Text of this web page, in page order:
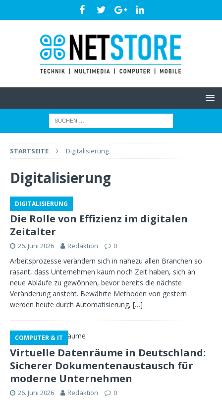
STARTSEITE Digitalisierung
Digitalisierung
DIGITALISIERUNG
Die Rolle von Effizienz im digitalen
Zeitalter
26. Juni 2026 Redaktion 0
Arbeitsprozesse verändern sich in nahezu allen Branchen so
rasant, dass Unternehmen kaum noch Zeit haben, sich an
neue Abläufe zu gewöhnen, bevor bereits die nächste
Veränderung ansteht. Bewährte Methoden von gestern
werden heute durch Automatisierung, […]
COMPUTER & IT
Virtuelle Datenräume in Deutschland:
Sicherer Dokumentenaustausch für
moderne Unternehmen
26. Juni 2026 Redaktion 0